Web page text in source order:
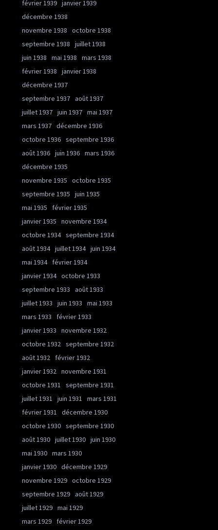
février 1939 janvier 1939
décembre 1938
novembre 1938
octobre 1938
septembre 1938
juillet 1938
juin 1938
mai 1938
mars 1938
février 1938
janvier 1938
décembre 1937
septembre 1937 août 1937
juillet 1937 juin 1937 mai 1937
mars 1937 décembre 1936
octobre 1936 septembre 1936
août 1936 juin 1936 mars 1936
décembre 1935
novembre 1935
octobre 1935
septembre 1935
juin 1935
mai 1935
février 1935
janvier 1935
novembre 1934
octobre 1934 septembre 1934
août 1934 juillet 1934 juin 1934
mai 1934
février 1934
janvier 1934 octobre 1933
septembre 1933
août 1933
juillet 1933
juin 1933
mai 1933
mars 1933
février 1933
janvier 1933
novembre 1932
octobre 1932 septembre 1932
août 1932
février 1932
janvier 1932 novembre 1931
octobre 1931
septembre 1931
juillet 1931
juin 1931
mars 1931
février 1931
décembre 1930
octobre 1930 septembre 1930
août 1930 juillet 1930 juin 1930
mai 1930 mars 1930
janvier 1930 décembre 1929
novembre 1929 octobre 1929
septembre 1929 août 1929
juillet 1929 mai 1929
mars 1929
février 1929